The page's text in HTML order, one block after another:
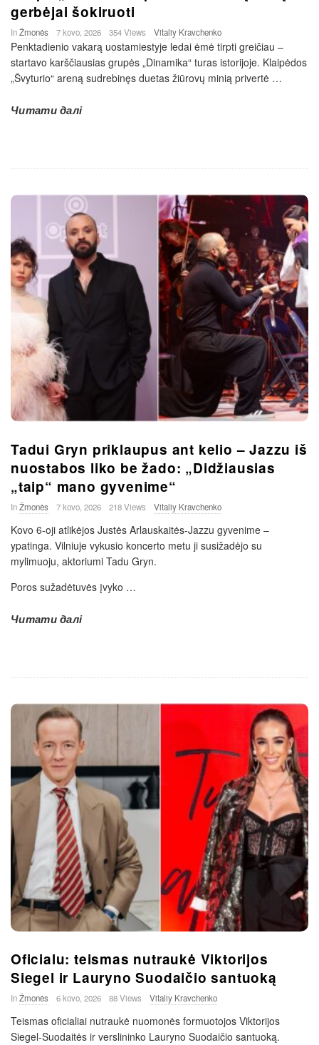
gerbėjai šokiruoti
InŽmonės 7 kovo, 2026 354 Views Vitaliy Kravchenko
Penktadienio vakarą uostamiestyje ledai ėmė tirpti greičiau –
startavo karščiausias grupės „Dinamika“ turas istorijoje. Klaipėdos
„Švyturio“ areną sudrebinęs duetas žiūrovų minią privertė …
Читати далі
Tadui Gryn priklaupus ant kelio – Jazzu iš
nuostabos liko be žado: „Didžiausias
„taip“ mano gyvenime“
InŽmonės 7 kovo, 2026 218 Views Vitaliy Kravchenko
Kovo 6-oji atlikėjos Justės Arlauskaitės-Jazzu gyvenime –
ypatinga. Vilniuje vykusio koncerto metu ji susižadėjo su
mylimuoju, aktoriumi Tadu Gryn.
Poros sužadėtuvės įvyko …
Читати далі
Oficialu: teismas nutraukė Viktorijos
Siegel ir Lauryno Suodaičio santuoką
InŽmonės 6 kovo, 2026 88 Views Vitaliy Kravchenko
Teismas oficialiai nutraukė nuomonės formuotojos Viktorijos
Siegel-Suodaitės ir verslininko Lauryno Suodaičio santuoką.